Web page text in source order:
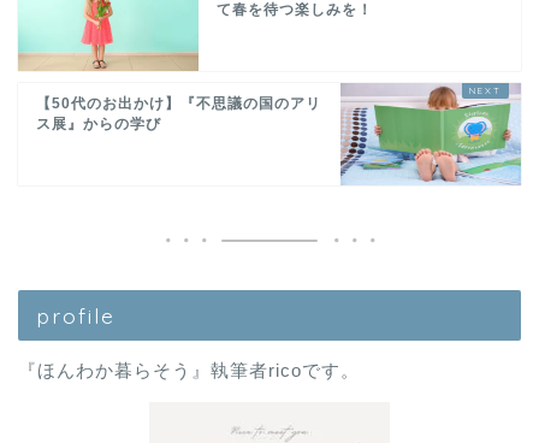
て春を待つ楽しみを！
【50代のお出かけ】『不思議の国のアリ
ス展』からの学び
profile
『ほんわか暮らそう』執筆者ricoです。